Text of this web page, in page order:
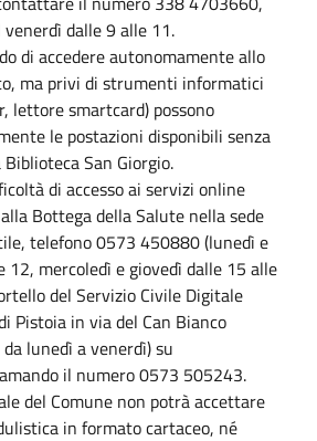
dalle 9 alle 11.
di accedere autonomamente allo
ma privi di strumenti informatici
lettore smartcard) possono
le postazioni disponibili senza
San Giorgio.
di accesso ai servizi online
Bottega della Salute nella sede
telefono 0573 450880 (lunedì e
12, mercoledì e giovedì dalle 15 alle
del Servizio Civile Digitale
Pistoia in via del Can Bianco
lunedì a venerdì) su
il numero 0573 505243.
del Comune non potrà accettare
in formato cartaceo, né